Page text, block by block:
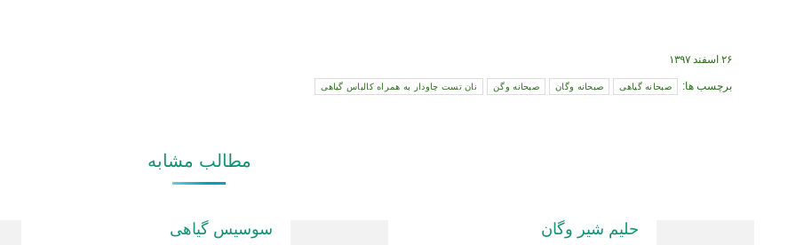
۲۶ اسفند ۱۳۹۷
برچسب ها: صبحانه گیاهی صبحانه وگان صبحانه وگن نان تست چاودار به همراه کالباس گیاهی
مطالب مشابه
حلیم شیر وگان سوسیس گیاهی